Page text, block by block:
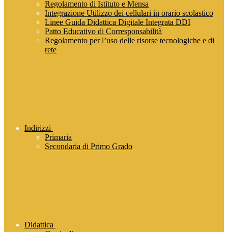
Regolamento di Istituto e Mensa
Integrazione Utilizzo dei cellulari in orario scolastico
Linee Guida Didattica Digitale Integrata DDI
Patto Educativo di Corresponsabilità
Regolamento per l’uso delle risorse tecnologiche e di
rete
Indirizzi
Primaria
Secondaria di Primo Grado
Didattica